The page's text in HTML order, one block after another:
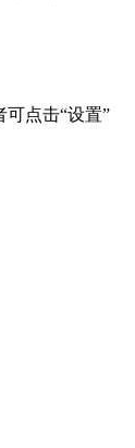
点击“设置”